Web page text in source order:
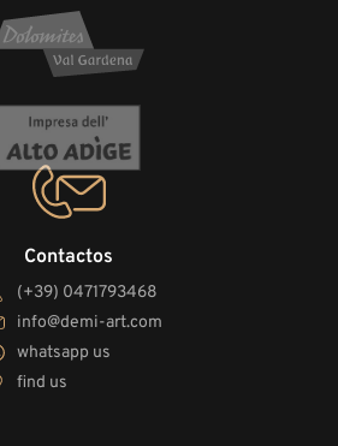
Contactos
(+39) 0471793468
info@demi-art.com
whatsapp us
find us